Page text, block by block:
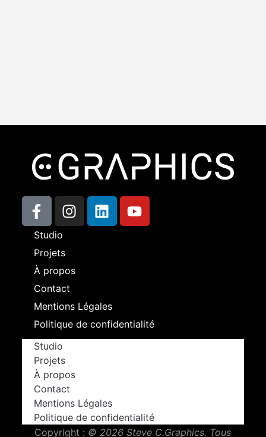
Studio
Projets
À propos
Contact
Mentions Légales
Politique de confidentialité
Studio
Projets
À propos
Contact
Mentions Légales
Politique de confidentialité
Copyright : © 2026 Steve C.Graphics. Tous